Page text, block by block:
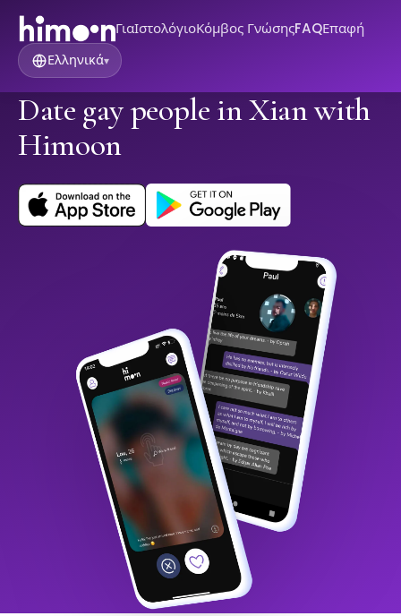
ΓιαΙστολόγιοΚόμβος ΓνώσηςFAQΕπαφή
Ελληνικά▾
Date gay people in Xian with
Himoon